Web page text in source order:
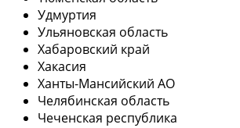
Удмуртия
Ульяновская область
Хабаровский край
Хакасия
Ханты-Мансийский АО
Челябинская область
Чеченская республика